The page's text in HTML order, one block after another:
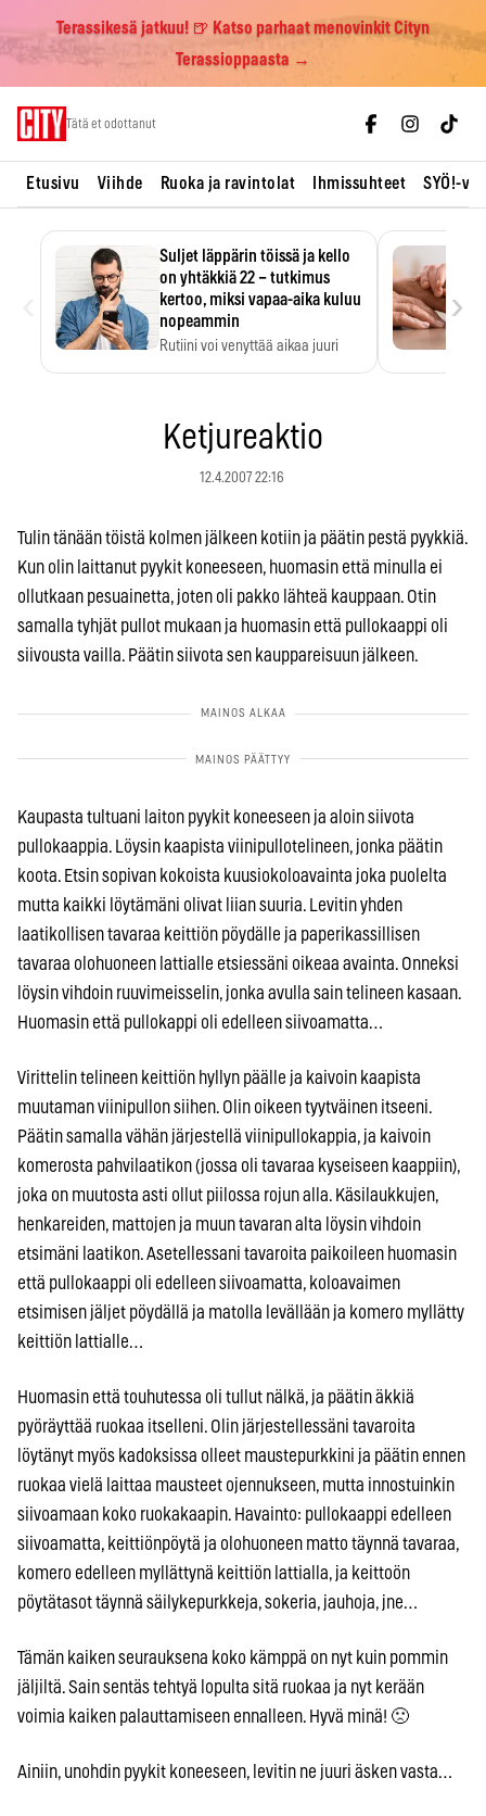
Terassikesä jatkuu! 🍺 Katso parhaat menovinkit Cityn
Terassioppaasta →
Tätä et odottanut
Etusivu Viihde Ruoka ja ravintolat Ihmissuhteet SYÖ!-
Suljet läppärin töissä ja kello
on yhtäkkiä 22 – tutkimus
kertoo, miksi vapaa-aika kuluu
nopeammin
Rutiini voi venyttää aikaa juuri
›
Ketjureaktio
12.4.2007 22:16
Tulin tänään töistä kolmen jälkeen kotiin ja päätin pestä pyykkiä.
Kun olin laittanut pyykit koneeseen, huomasin että minulla ei
ollutkaan pesuainetta, joten oli pakko lähteä kauppaan. Otin
samalla tyhjät pullot mukaan ja huomasin että pullokaappi oli
siivousta vailla. Päätin siivota sen kauppareisuun jälkeen.
Kaupasta tultuani laiton pyykit koneeseen ja aloin siivota
pullokaappia. Löysin kaapista viinipullotelineen, jonka päätin
koota. Etsin sopivan kokoista kuusiokoloavainta joka puolelta
mutta kaikki löytämäni olivat liian suuria. Levitin yhden
laatikollisen tavaraa keittiön pöydälle ja paperikassillisen
tavaraa olohuoneen lattialle etsiessäni oikeaa avainta. Onneksi
löysin vihdoin ruuvimeisselin, jonka avulla sain telineen kasaan.
Huomasin että pullokappi oli edelleen siivoamatta…
Virittelin telineen keittiön hyllyn päälle ja kaivoin kaapista
muutaman viinipullon siihen. Olin oikeen tyytväinen itseeni.
Päätin samalla vähän järjestellä viinipullokappia, ja kaivoin
komerosta pahvilaatikon (jossa oli tavaraa kyseiseen kaappiin),
joka on muutosta asti ollut piilossa rojun alla. Käsilaukkujen,
henkareiden, mattojen ja muun tavaran alta löysin vihdoin
etsimäni laatikon. Asetellessani tavaroita paikoileen huomasin
että pullokaappi oli edelleen siivoamatta, koloavaimen
etsimisen jäljet pöydällä ja matolla levällään ja komero myllätty
keittiön lattialle…
Huomasin että touhutessa oli tullut nälkä, ja päätin äkkiä
pyöräyttää ruokaa itselleni. Olin järjestellessäni tavaroita
löytänyt myös kadoksissa olleet maustepurkkini ja päätin ennen
ruokaa vielä laittaa mausteet ojennukseen, mutta innostuinkin
siivoamaan koko ruokakaapin. Havainto: pullokaappi edelleen
siivoamatta, keittiönpöytä ja olohuoneen matto täynnä tavaraa,
komero edelleen myllättynä keittiön lattialla, ja keittoön
pöytätasot täynnä säilykepurkkeja, sokeria, jauhoja, jne…
Tämän kaiken seurauksena koko kämppä on nyt kuin pommin
jäljiltä. Sain sentäs tehtyä lopulta sitä ruokaa ja nyt kerään
voimia kaiken palauttamiseen ennalleen. Hyvä minä! 🙁
Ainiin, unohdin pyykit koneeseen, levitin ne juuri äsken vasta…